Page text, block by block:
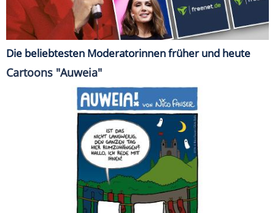
Die beliebtesten Moderatorinnen früher und heute
Cartoons "Auweia"